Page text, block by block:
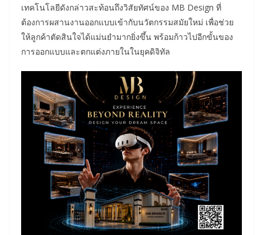
เทคโนโลยีดังกล่าวสะท้อนถึงวิสัยทัศน์ของ MB Design ที่
ต้องการผสานงานออกแบบเข้ากับนวัตกรรมสมัยใหม่ เพื่อช่วย
ให้ลูกค้าตัดสินใจได้แม่นยำมากยิ่งขึ้น พร้อมก้าวไปอีกขั้นของ
การออกแบบและตกแต่งภายในในยุคดิจิทัล